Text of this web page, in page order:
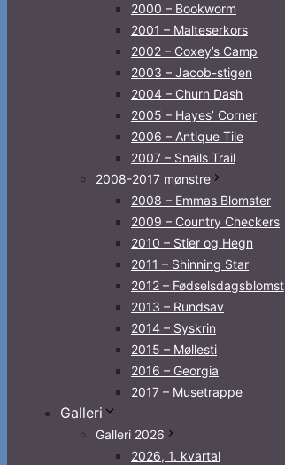
2000 – Bookworm
2001 – Malteserkors
2002 – Coxey’s Camp
2003 – Jacob-stigen
2004 – Churn Dash
2005 – Hayes’ Corner
2006 – Antique Tile
2007 – Snails Trail
2008-2017 mønstre
2008 – Emmas Blomster
2009 – Country Checkers
2010 – Stier og Hegn
2011 – Shinning Star
2012 – Fødselsdagsblomst
2013 – Rundsav
2014 – Syskrin
2015 – Møllesti
2016 – Georgia
2017 – Musetrappe
Galleri
Galleri 2026
2026, 1. kvartal